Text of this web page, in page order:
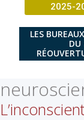
2025-
LES
DU